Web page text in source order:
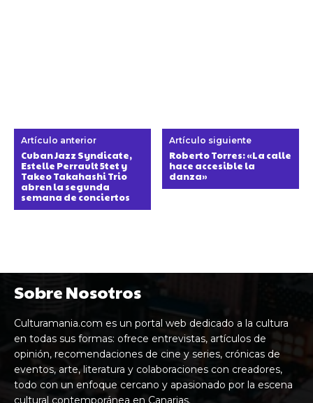
Artículo anterior
Cuban Jazz Syndicate,
Estelle Perrault 5tet y
Takeo Takahashi Trio
abren la segunda
semana de conciertos
Artículo siguiente
Roberto Torres: «La calle
hace accesible la
danza»
Sobre Nosotros
Culturamania.com es un portal web dedicado a la cultura
en todas sus formas: ofrece entrevistas, artículos de
opinión, recomendaciones de cine y series, crónicas de
eventos, arte, literatura y colaboraciones con creadores,
todo con un enfoque cercano y apasionado por la escena
cultural contemporánea en Canarias.